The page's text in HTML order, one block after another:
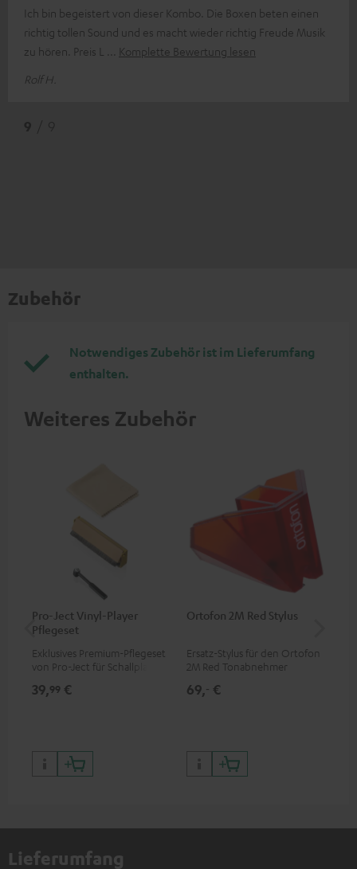
Ich bin begeistert von dieser Kombo. Die Boxen beten einen
richtig tollen Sound und es macht wieder richtig Freude Musik
zu hören. Preis L
Komplette Bewertung lesen
Rolf H.
Zubehör
Notwendiges Zubehör ist im Lieferumfang
enthalten.
Weiteres Zubehör
Pro-Ject Vinyl-Player
Pflegeset
Exklusives Premium-Pflegeset
von Pro-Ject für Schallplatten
Webshop erhältlich
39,99 €
Ortofon 2M Red Stylus
Ersatz-Stylus für den Ortofon
2M Red Tonabnehmer
69,‐ €
Lieferumfang